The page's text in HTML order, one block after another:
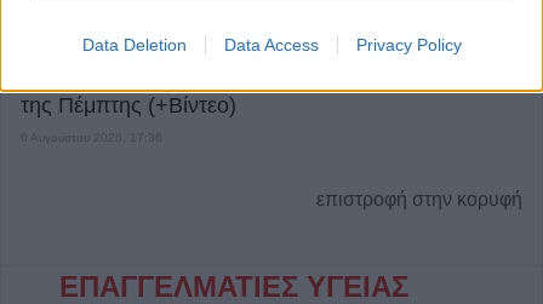
Data Deletion Data Access Privacy Policy
Πυρκαγιά σε γεωργική έκταση στην Κρήνη
της Πέμπτης (+Βίντεο)
6 Αυγούστου 2026, 17:36
επιστροφή στην κορυφή
ΕΠΑΓΓΕΛΜΑΤΙΕΣ ΥΓΕΙΑΣ